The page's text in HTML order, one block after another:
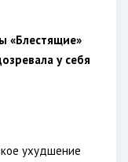
«Блестящие»
у себя
ухудшение